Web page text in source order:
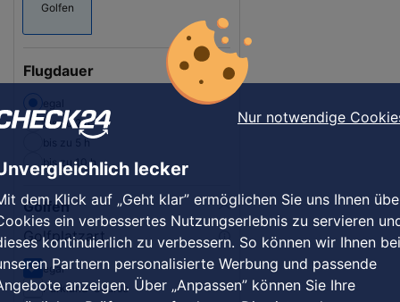
Nur notwendige
lecker
dem Klick auf „Geht klar” ermöglichen Sie uns Ihnen
ein verbessertes Nutzungserlebnis zu servieren
kontinuierlich zu verbessern. So können wir Ihnen bei
Partnern personalisierte Werbung und passende
anzeigen. Über „Anpassen” können Sie Ihre
Golfen
Flugdauer
bis zu 2 h
bis zu 5 h
bis zu 10 h
Golfen
Golfplatzart
egal
Parkland-Course